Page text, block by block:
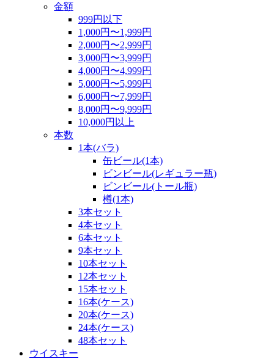
金額
999円以下
1,000円〜1,999円
2,000円〜2,999円
3,000円〜3,999円
4,000円〜4,999円
5,000円〜5,999円
6,000円〜7,999円
8,000円〜9,999円
10,000円以上
本数
1本(バラ)
缶ビール(1本)
ビンビール(レギュラー瓶)
ビンビール(トール瓶)
樽(1本)
3本セット
4本セット
6本セット
9本セット
10本セット
12本セット
15本セット
16本(ケース)
20本(ケース)
24本(ケース)
48本セット
ウイスキー